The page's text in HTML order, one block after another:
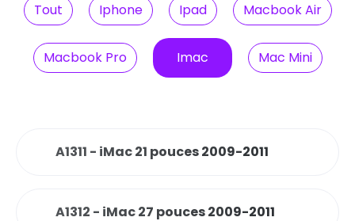
Tout Iphone Ipad Macbook Air
Macbook Pro Imac Mac Mini
A1311 - iMac 21 pouces 2009-2011
A1312 - iMac 27 pouces 2009-2011